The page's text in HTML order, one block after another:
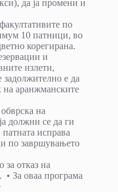
да ја промени и
по
10 патници, во
корегирана.
и
излети,
задолжително е да
на аранжманските
на
должни се да ги
исправа
по завршувањето
за отказ на
За оваа програма